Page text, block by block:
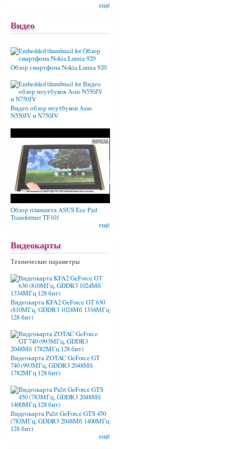
ещё
Видео
Обзор смартфона Nokia Lumia 920
Видео обзор ноутбуков Asus
N550JV и N750JV
Обзор планшета ASUS Eee Pad
Transformer TF101
ещё
Видеокарты
Технические параметры
Видеокарта KFA2 GeForce GT 630
(810МГц, GDDR3 1024Мб 1334МГц
128 бит)
Видеокарта ZOTAC GeForce GT
740 (993МГц, GDDR3 2048Мб
1782МГц 128 бит)
Видеокарта Palit GeForce GTS 450
(783МГц, GDDR3 2048Мб 1400МГц
128 бит)
ещё